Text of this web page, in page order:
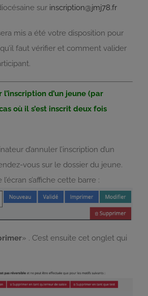
sur inscription@jmj78.fr
mis a été votre disposition pour
faut vérifier et comment valider
d’un jeune (par
où il s’est inscrit deux fois
d’annuler l’inscription d’un
vous sur le dossier du jeune.
s’affiche cette barre :
» . C’est ensuite cet onglet qui